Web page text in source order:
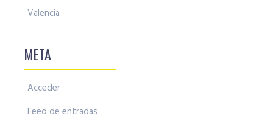
Valencia
META
Acceder
Feed de entradas